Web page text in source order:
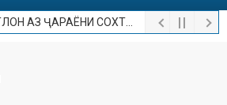
РАИСИ ВИЛОЯТИ ХАТЛОН АЗ ҶАРАЁНИ СОХТМОНИ МУАССИСАИ ТАЪЛИМӢ ВА МАРКАЗИ ХИЗМАТРАСОНӢ ДАР НОҲИЯИ ВАХШ БОЗДИД НАМУДАНД